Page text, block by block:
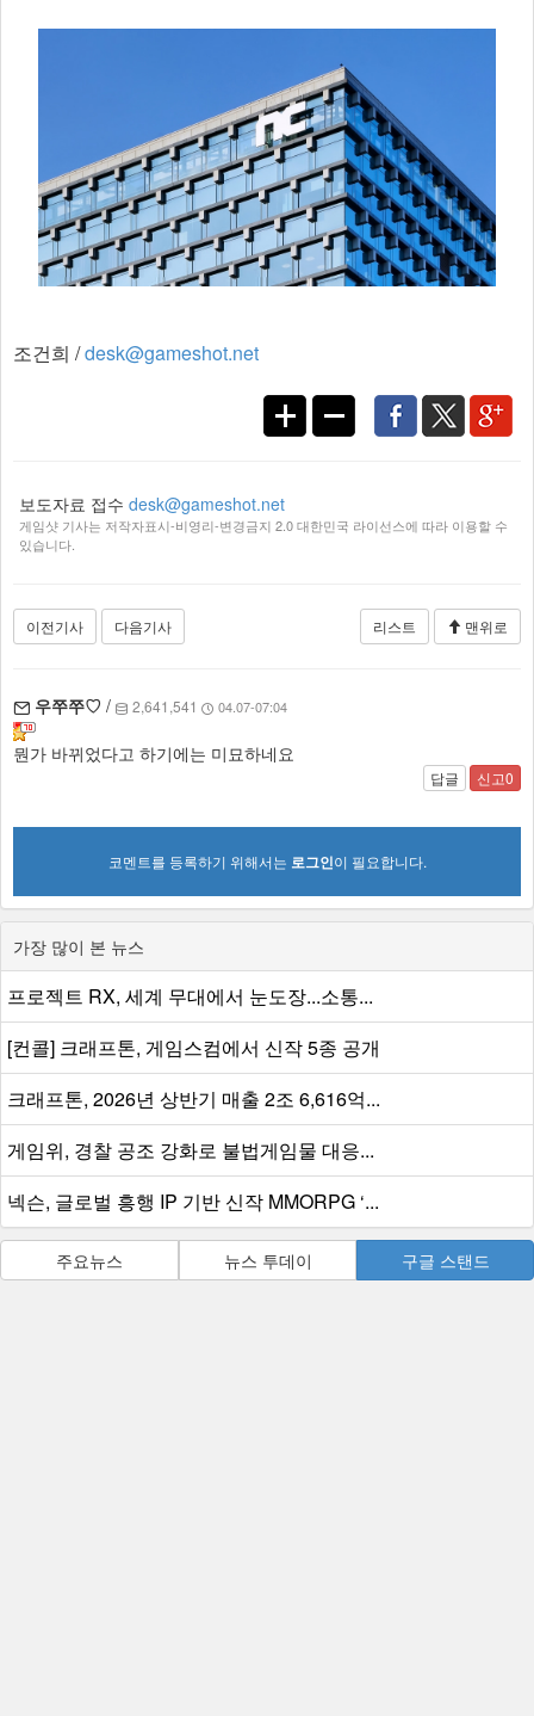
조건희 /desk@gameshot.net
보도자료 접수 desk@gameshot.net
게임샷 기사는 저작자표시-비영리-변경금지 2.0 대한민국 라이선스에 따라 이용할 수
있습니다.
이전기사 다음기사 리스트 맨위로
우쭈쭈♡ / 2,641,541 04.07-07:04
뭔가 바뀌었다고 하기에는 미묘하네요
답글 신고0
코멘트를 등록하기 위해서는 로그인이 필요합니다.
가장 많이 본 뉴스
프로젝트 RX, 세계 무대에서 눈도장...소통...
[컨콜] 크래프톤, 게임스컴에서 신작 5종 공개
크래프톤, 2026년 상반기 매출 2조 6,616억...
게임위, 경찰 공조 강화로 불법게임물 대응...
넥슨, 글로벌 흥행 IP 기반 신작 MMORPG ‘...
주요뉴스 뉴스 투데이 구글 스탠드